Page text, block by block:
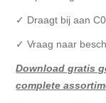
✓ Draagt bij aan
✓ Vraag naar
Download gratis
complete